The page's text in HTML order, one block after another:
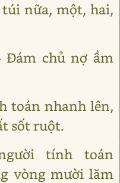
nữa, một, hai,
Đám chủ nợ ầm
toán nhanh lên,
sốt ruột.
tính toán
vòng mười lăm